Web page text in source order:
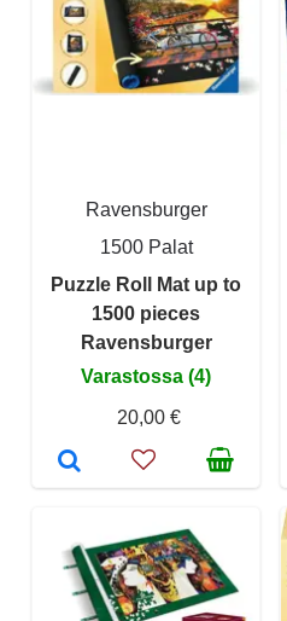
Ravensburger
1500 Palat
Puzzle Roll Mat up to
1500 pieces
Ravensburger
Varastossa (4)
20,00 €